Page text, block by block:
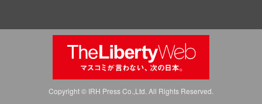
Copyright © IRH Press Co.,Ltd. All Rights Reserved.